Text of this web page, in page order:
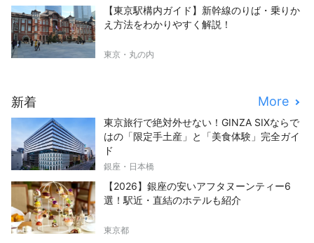
【東京駅構内ガイド】新幹線のりば・乗りか
え方法をわかりやすく解説！
東京・丸の内
新着 More
東京旅行で絶対外せない！GINZA SIXならで
はの「限定手土産」と「美食体験」完全ガイ
ド
銀座・日本橋
【2026】銀座の安いアフタヌーンティー6
選！駅近・直結のホテルも紹介
東京都